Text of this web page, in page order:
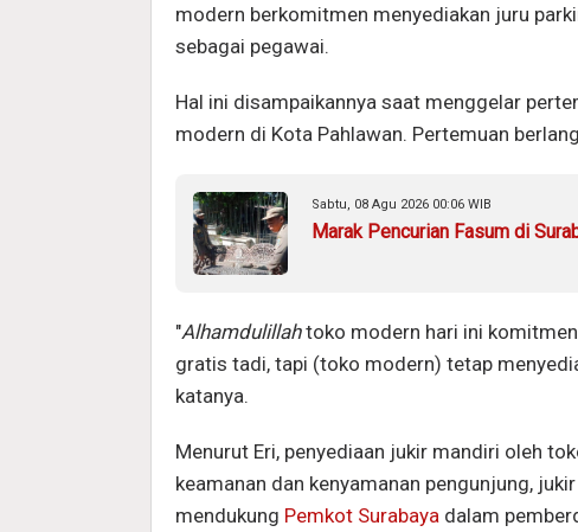
modern berkomitmen menyediakan juru
sebagai pegawai.
Hal ini disampaikannya saat menggelar
modern di Kota Pahlawan. Pertemuan
Sabtu, 08 Agu 2026 00:06 WIB
Marak Pencurian Fasum di
"Alhamdulillahtoko modern hari ini
gratis tadi, tapi (toko modern) tetap
katanya.
Menurut Eri, penyediaan jukir mandiri oleh
keamanan dan kenyamanan pengunjung,
mendukung Pemkot Surabaya dalam